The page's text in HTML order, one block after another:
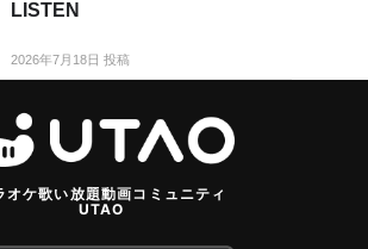
LISTEN
2026年7月18日 投稿
オケ歌い放題動画コミュニティ
UTAO